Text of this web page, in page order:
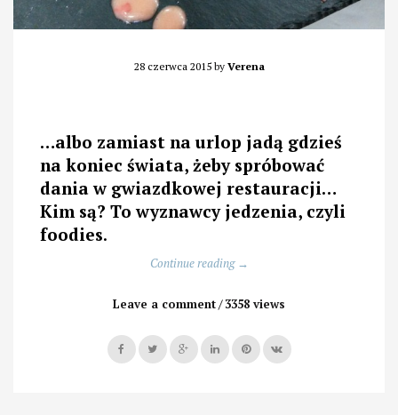
28 czerwca 2015by Verena
…albo zamiast na urlop jadą gdzieś
na koniec świata, żeby spróbować
dania w gwiazdkowej restauracji…
Kim są? To wyznawcy jedzenia, czyli
foodies.
Continue reading „Gotowi
całą
na
jeden
→
Leave a comment 3358 views